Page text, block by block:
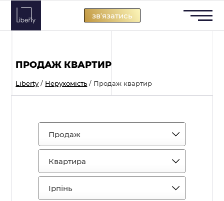
Skip
content
звʼязатись
ПРОДАЖ КВАРТИР
Liberty / Нерухомість / Продаж квартир